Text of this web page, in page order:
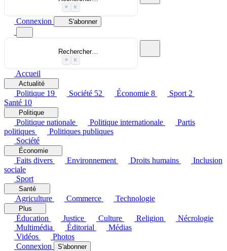
⌘ K
Connexion S'abonner
Rechercher…
⌘ K
Accueil
Actualité
Politique 19 Société 52 Économie 8 Sport 2
Santé 10
Politique
Politique nationale Politique internationale
Partis
politiques
Politiques publiques
Société
Économie
Faits divers Environnement Droits humains
Inclusion
sociale
Sport
Santé
Agriculture Commerce Technologie
Plus
Éducation Justice Culture Religion
Nécrologie
Multimédia
Éditorial
Médias
Vidéos
Photos
Connexion
S'abonner